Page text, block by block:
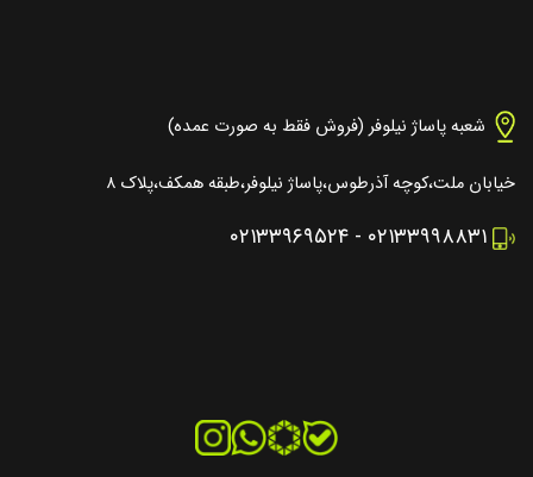
شعبه پاساژ نیلوفر (فروش فقط به صورت عمده)
خیابان ملت،کوچه آذرطوس،پاساژ نیلوفر،طبقه همکف،پلاک ۸
۰۲۱۳۳۹۹۸۸۳۱ - ۰۲۱۳۳۹۶۹۵۲۴